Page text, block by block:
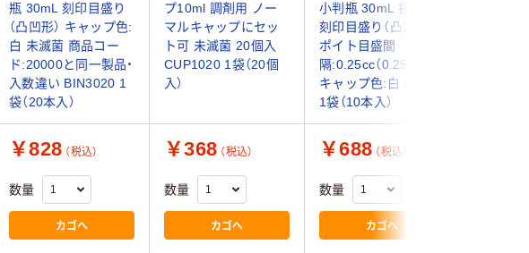
瓶 30mL 刻印目盛り
（凸凹形） キャップ色:
白 未滅菌 商品コー
ド:20000と同一製品・
入数違い BIN3020 1
袋（20本入）
プ10ml 調剤用 ノー
マルキャップにセッ
ト可 未滅菌 20個入
CUP1020 1袋（20個
入）
小判瓶 30mL 投薬瓶
刻印目盛り（凸凹） ス
ポイト目盛間
隔:0.25cc（0.25ml）
キャップ色:白 未滅菌
1袋（10本入）
￥828 （税込）
数量
カゴへ
￥368 （税込）
数量
カゴへ
￥688 （税込）
数量
カゴへ